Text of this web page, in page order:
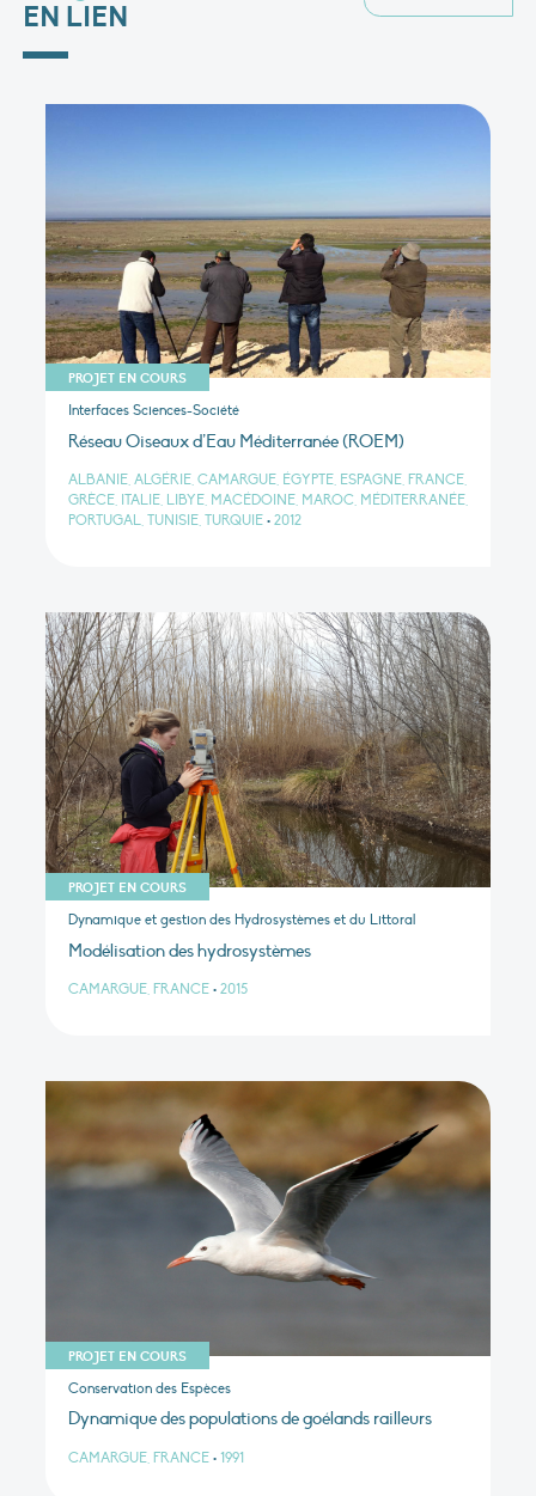
EN LIEN
PROJET EN COURS
Interfaces Sciences-Société
Réseau Oiseaux d’Eau Méditerranée (ROEM)
ALBANIE, ALGÉRIE, CAMARGUE, ÉGYPTE, ESPAGNE, FRANCE,
GRÈCE, ITALIE, LIBYE, MACÉDOINE, MAROC, MÉDITERRANÉE,
PORTUGAL, TUNISIE, TURQUIE • 2012
PROJET EN COURS
Dynamique et gestion des Hydrosystèmes et du Littoral
Modélisation des hydrosystèmes
CAMARGUE, FRANCE • 2015
PROJET EN COURS
Conservation des Espèces
Dynamique des populations de goélands railleurs
CAMARGUE, FRANCE • 1991